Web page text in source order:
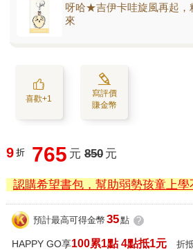
呀哈★吉伊卡哇旋風再起，
來
喜歡+1
寫評價
賺金幣
9 折 765 元 850 元
認購希望書包，幫助弱勢孩童上學
預計最高可得金幣 35點 ?
HAPPY GO享100累1點 4點抵1元 折